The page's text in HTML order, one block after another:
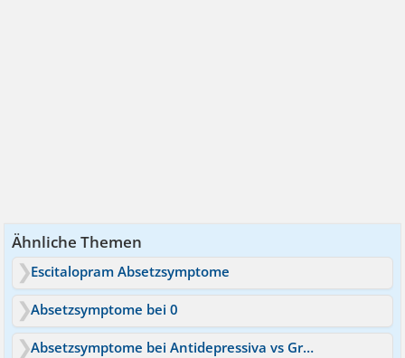
Ähnliche Themen
Escitalopram Absetzsymptome
Absetzsymptome bei 0
Absetzsymptome bei Antidepressiva vs Grunderkrankung